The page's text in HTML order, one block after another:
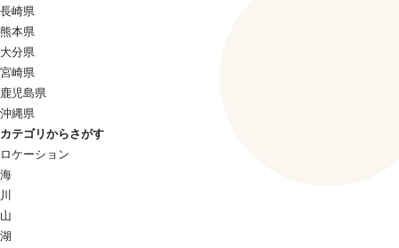
長崎県
熊本県
大分県
宮崎県
鹿児島県
沖縄県
カテゴリからさがす
ロケーション
海
川
山
湖